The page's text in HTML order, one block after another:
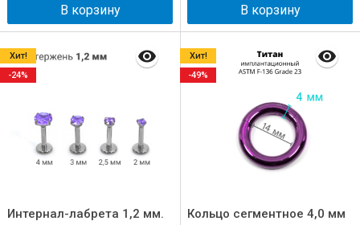
В корзину В корзину
Интернал-лабрета 1,2 мм.
Хит!
-24%
Кольцо сегментное 4,0 мм
Хит!
-49%